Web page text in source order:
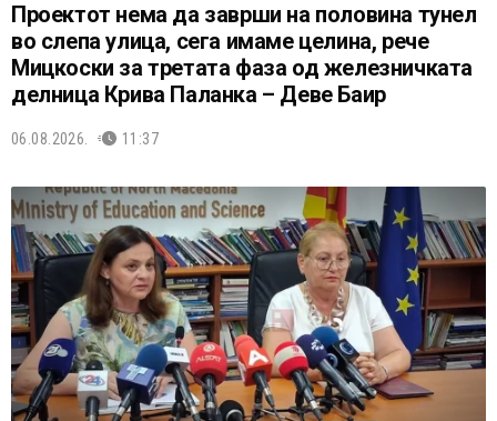
Проектот нема да заврши на половина тунел
во слепа улица, сега имаме целина, рече
Мицкоски за третата фаза од железничката
делница Крива Паланка – Деве Баир
06.08.2026. 11:37